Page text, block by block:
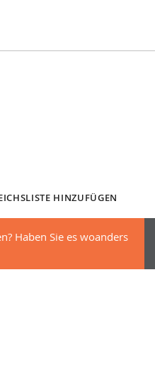
HINZUFÜGEN
Haben Sie es woanders